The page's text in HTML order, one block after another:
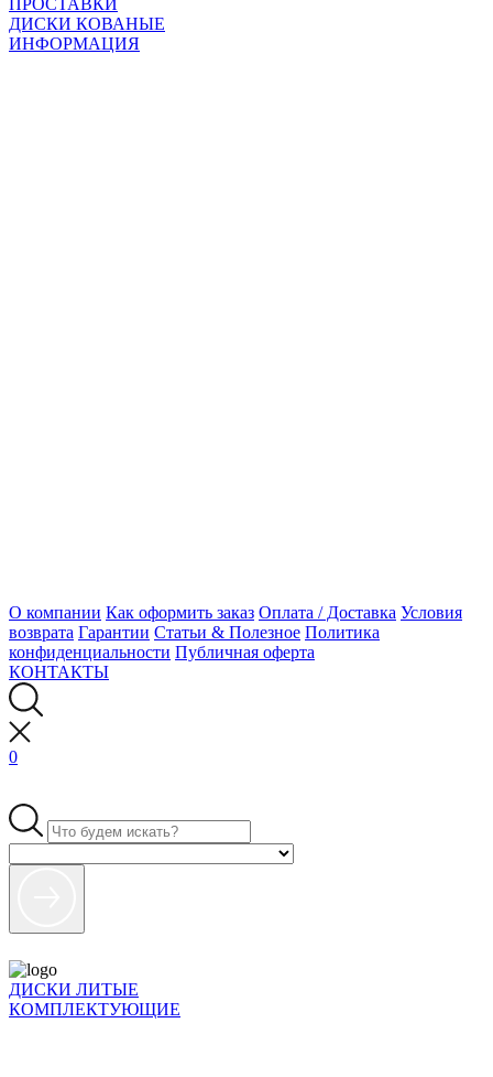
ПРОСТАВКИ
ДИСКИ КОВАНЫЕ
ИНФОРМАЦИЯ
О компании Как оформить заказ Оплата / Доставка Условия
возврата Гарантии Статьи & Полезное Политика
конфиденциальности Публичная оферта
КОНТАКТЫ
0
ДИСКИ ЛИТЫЕ
КОМПЛЕКТУЮЩИЕ